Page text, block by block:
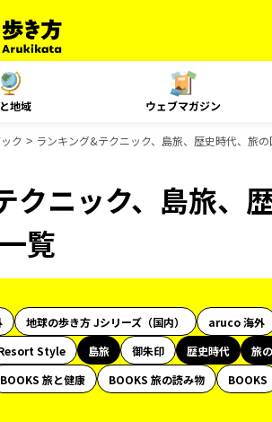
地域 ウェブマガジン
ク ランキング&テクニック、島旅、歴史時代、旅
クニック、島旅、
覧
地球の歩き方 Jシリーズ（国内） aruco 海外
Style 島旅 御朱印 歴史時代 旅
BOOKS 旅と健康 BOOKS 旅の読み物 BOOKS